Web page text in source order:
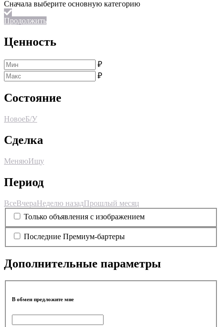
Продолжить
Ценность
₽
₽
Состояние
НовоеБ/У
Сделка
МеняюИщу
Период
ВсеВчераНеделю назадПрошлый месяц
Только объявления с изображением
Последние Премиум-бартеры
Дополнительные параметры
В обмен предложите мне